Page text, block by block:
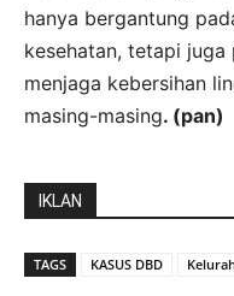
hanya bergantung
kesehatan, tetapi
menjaga kebersihan
masing-masing. (pan)
IKLAN
TAGS KASUS DBD